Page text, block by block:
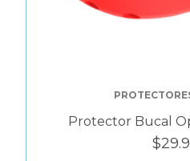
Protector Bucal